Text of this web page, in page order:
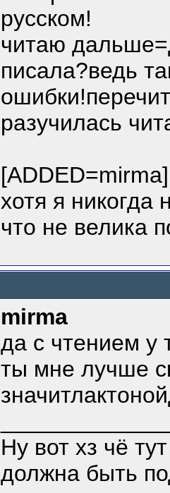
русском!
читаю
писала?ведь
разучилась
хотя я никогда
что не велика
mirma
да с чтением у
ты мне лучше
Ну вот хз чё
должна быть